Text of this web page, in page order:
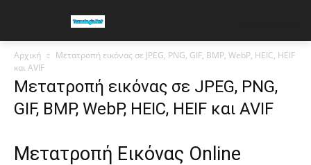
Αρχική
Μετατροπή εικόνας σε JPEG, PNG, GIF, BMP, WebP, HEIC, HEIF
και AVIF
Μετατροπή εικόνας σε JPEG, PNG,
GIF, BMP, WebP, HEIC, HEIF και AVIF
Μετατροπή Εικόνας Online